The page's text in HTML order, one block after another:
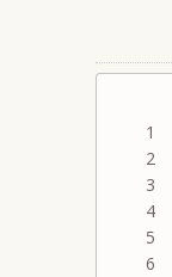
1
2
3
4
5
6